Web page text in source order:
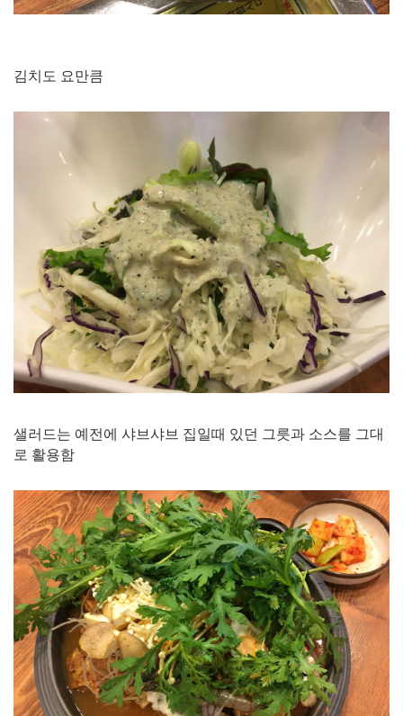
김치도 요만큼​
샐러드는 예전에 샤브샤브 집일때 있던 그릇과 소스를 그대
로 활용함​